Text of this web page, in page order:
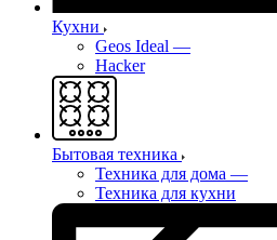
Кухни
Geos Ideal —
Hacker
Бытовая техника
Техника для дома —
Техника для кухни